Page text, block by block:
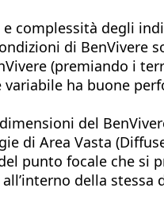
complessità degli
di BenVivere
(premiando i
ha buone
del
di Area Vasta
punto focale che si
della stessa